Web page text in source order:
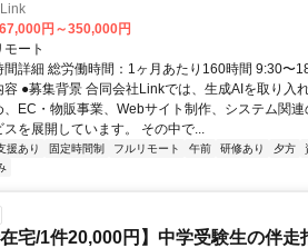
円～350,000円
モート
間詳細 総労働時間：1ヶ月あたり160時間 9:30〜
容 ●募集背景 合同会社Linkでは、生成AIを取り入
、EC・物販事業、Webサイト制作、システム関
スを展開しています。 その中で...
援あり 固定時間制 フルリモート 午前 研修あり 夕方
在宅/1件20,000円】中学受験生の伴